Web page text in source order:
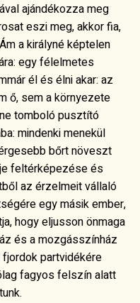
ajándékozza meg
eszi meg, akkor fia,
a királyné képtelen
egy félelmetes
él és élni akar: az
ő, sem a környezete
tomboló pusztító
mindenki menekül
bőrt növeszt
feltérképezése és
az érzelmeit vállaló
egy másik ember,
hogy eljusson önmaga
és a mozgásszínház
partvidékére
fagyos felszín alatt